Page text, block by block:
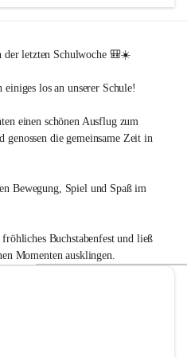
für unsere Zukunft
nachhaltiges Denken und
bewusst wahrzunehmen, zu
Natur und Mitmenschen zu
und einen
und
letzten Schulwoche 🎒☀️
los an unserer Schule!
einen schönen Ausflug zum
genossen die gemeinsame Zeit in
Bewegung, Spiel und Spaß im
Buchstabenfest und ließ
Momenten ausklingen.